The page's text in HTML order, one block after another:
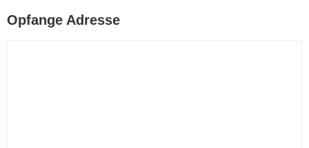
Opfange Adresse